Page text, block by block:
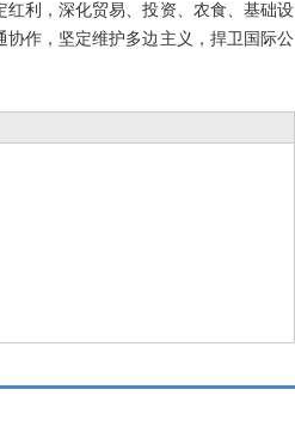
利，深化贸易、投资、农食、基础设
作，坚定维护多边主义，捍卫国际公